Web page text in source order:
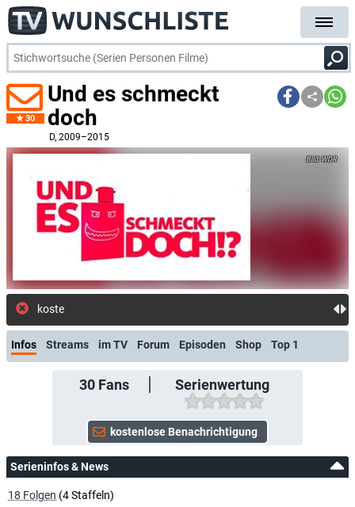
30
Und es schmeckt
doch
D, 2009–2015
WDR
kostenlose E-Mai
Infos Streams im TV Forum Episoden Shop Top 1
30Fans Serienwertung
Serieninfos & News
18 Folgen (4 Staffeln)